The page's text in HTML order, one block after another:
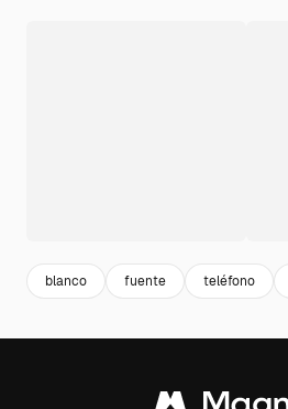
blanco fuente teléfono